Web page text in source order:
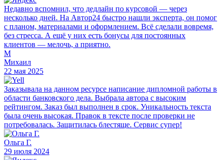
Недавно вспомнил, что дедлайн по курсовой — через
несколько дней. На Автор24 быстро нашли эксперта, он помог
с планом, материалами и оформлением. Всё сделали вовремя,
без стресса. А ещё у них есть бонусы для постоянных
клиентов — мелочь, а приятно.
М
Михаил
22 мая 2025
Заказывала на данном ресурсе написание дипломной работы в
области банковского дела. Выбрала автора с высоким
рейтингом. Заказ был выполнен в срок. Уникальность текста
была очень высокая. Правок в тексте после проверки не
потребовалась. Защитилась блестяще. Сервис супер!
Ольга Г.
29 июля 2024